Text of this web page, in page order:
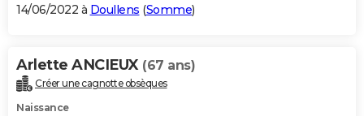
14/06/2022 à Doullens (Somme)
Arlette ANCIEUX (67 ans)
Créer une cagnotte obsèques
Naissance